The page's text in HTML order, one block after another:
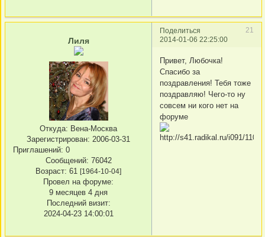
Поделиться
21
2014-01-06 22:25:00
Лиля
Откуда: Вена-Москва
Зарегистрирован: 2006-03-31
Приглашений: 0
Сообщений: 76042
Возраст: 61 [1964-10-04]
Провел на форуме:
9 месяцев 4 дня
Последний визит:
2024-04-23 14:00:01
Привет, Любочка!
Спасибо за
поздравления! Тебя тоже
поздравляю! Чего-то ну
совсем ни кого нет на
форуме